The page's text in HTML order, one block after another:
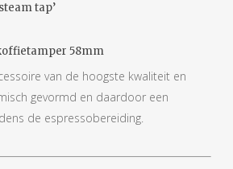
tap’
58mm
van de hoogste kwaliteit en
gevormd en daardoor een
de espressobereiding.